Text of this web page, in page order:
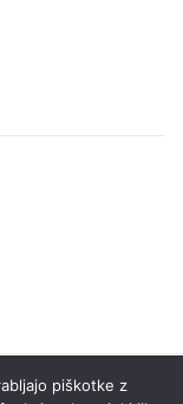
piškotke z